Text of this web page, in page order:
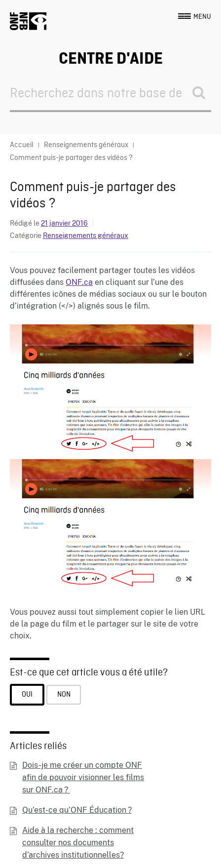
MENU
CENTRE D'AIDE
For
Accueil
Renseignements généraux
Comment puis-je partager des vidéos ?
Comment puis-je partager des
vidéos ?
Rédigé le21 janvier 2016
Catégorie Renseignements généraux
Vous pouvez facilement partager toutes les vidéos
diffusées dans ONF.ca en cliquant sur l’une des
différentes icônes de médias sociaux ou sur le bouton
d’intégration (</>) alignés sous le film.
Vous pouvez aussi tout simplement copier le lien URL
de la page du film et le partager sur le site de votre
choix.
Est-ce que cet article vous a été utile?
OUI NON
Articles reliés
Dois-je me créer un compte ONF
afin de pouvoir visionner les films
sur ONF.ca ?
Qu’est-ce qu’ONF Éducation ?
Aide à la recherche : comment
consulter nos documents
d’archives institutionnelles?